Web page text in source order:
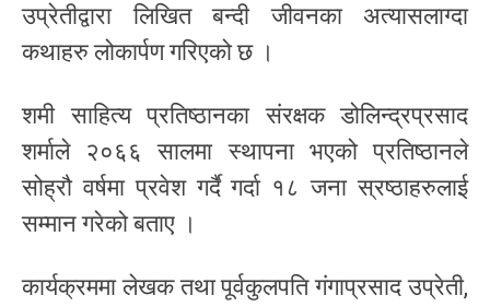
उप्रेतीद्वारा लिखित बन्दी जीवनका अत्यासलाग्दा
कथाहरु लोकार्पण गरिएको छ ।
शमी साहित्य प्रतिष्ठानका संरक्षक डोलिन्द्रप्रसाद
शर्माले २०६६ सालमा स्थापना भएको प्रतिष्ठानले
सोह्रौ वर्षमा प्रवेश गर्दै गर्दा १८ जना स्रष्ठाहरुलाई
सम्मान गरेको बताए ।
कार्यक्रममा लेखक तथा पूर्वकुलपति गंगाप्रसाद उप्रेती,